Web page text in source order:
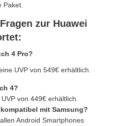
Paket.
zur Huawei
4 Pro?
UVP von 549€ erhältlich.
4?
von 449€ erhältlich.
mit Samsung?
Android Smartphones